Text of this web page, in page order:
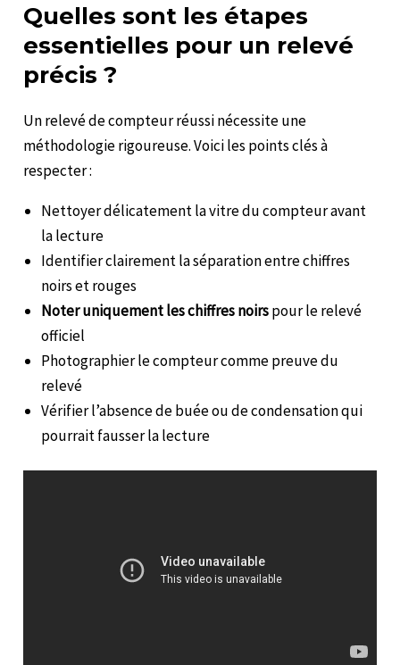
Quelles sont les étapes
essentielles pour un relevé
précis ?
Un relevé de compteur réussi nécessite une
méthodologie rigoureuse. Voici les points clés à
respecter :
Nettoyer délicatement la vitre du compteur avant
la lecture
Identifier clairement la séparation entre chiffres
noirs et rouges
Noter uniquement les chiffres noirspour le relevé
officiel
Photographier le compteur comme preuve du
relevé
Vérifier l’absence de buée ou de condensation qui
pourrait fausser la lecture